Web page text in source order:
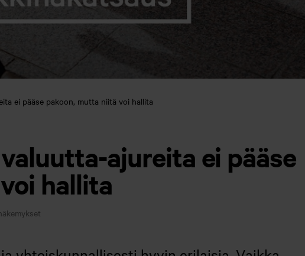
ei pääse pakoon, mutta niitä voi hallita
ajureita ei pääse
hallita